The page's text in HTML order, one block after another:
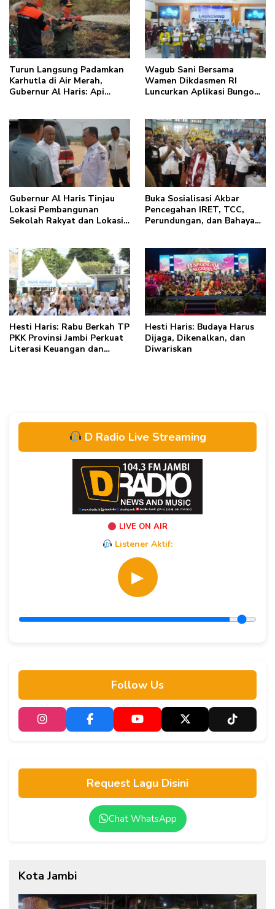
Turun Langsung Padamkan
Karhutla di Air Merah,
Gubernur Al Haris: Api
Wagub Sani Bersama
Wamen Dikdasmen RI
Luncurkan Aplikasi Bungo
Pendidikan di Jambi
Gubernur Al Haris Tinjau
Lokasi Pembangunan
Sekolah Rakyat dan Lokasi
Buka Sosialisasi Akbar
Pencegahan IRET, TCC,
Perundungan, dan Bahaya
anakku bisa jaga diri, 60%
masa depan sudah ada di
tangan”
Hesti Haris: Rabu Berkah TP
PKK Provinsi Jambi Perkuat
Literasi Keuangan dan
Hesti Haris: Budaya Harus
Dijaga, Dikenalkan, dan
Diwariskan
D Radio Live Streaming
LIVE ON AIR
Listener Aktif:
▶
Follow Us
Request Lagu Disini
Chat WhatsApp
Kota Jambi